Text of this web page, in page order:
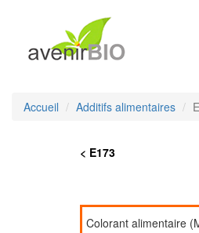
Accueil Additifs alimentaires
< E173
Colorant alimentaire